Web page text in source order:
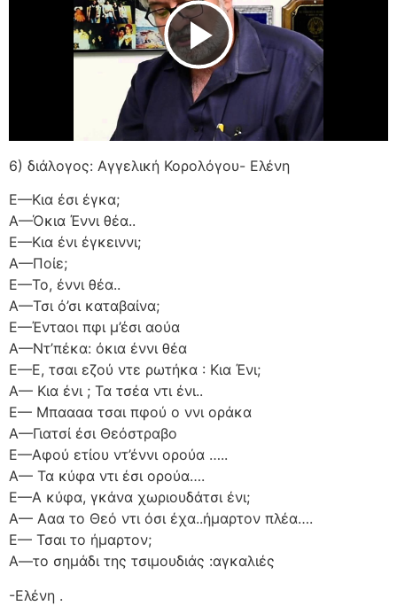
Play Video
6) διάλογος: Αγγελική Κορολόγου- Ελένη
Ε—Κια έσι έγκα;
Α—Όκια Έννι θέα..
Ε—Κια ένι έγκειννι;
Α—Ποίε;
Ε—Το, έννι θέα..
Α—Τσι ό’σι καταβαίνα;
Ε—Ένταοι πφι μ’έσι αούα
Α—Ντ’πέκα: όκια έννι θέα
Ε—Ε, τσαι εζού ντε ρωτήκα : Κια Ένι;
Α— Κια ένι ; Τα τσέα ντι ένι..
Ε— Μπαααα τσαι πφού ο ννι οράκα
Α—Γιατσί έσι Θεόστραβο
Ε—Αφού ετίου ντ’έννι ορούα …..
Α— Τα κύφα ντι έσι ορούα….
Ε—Α κύφα, γκάνα χωριουδάτσι ένι;
Α— Ααα το Θεό ντι όσι έχα..ήμαρτον πλέα….
Ε— Τσαι το ήμαρτον;
Α—το σημάδι της τσιμουδιάς :αγκαλιές
-Ελένη .